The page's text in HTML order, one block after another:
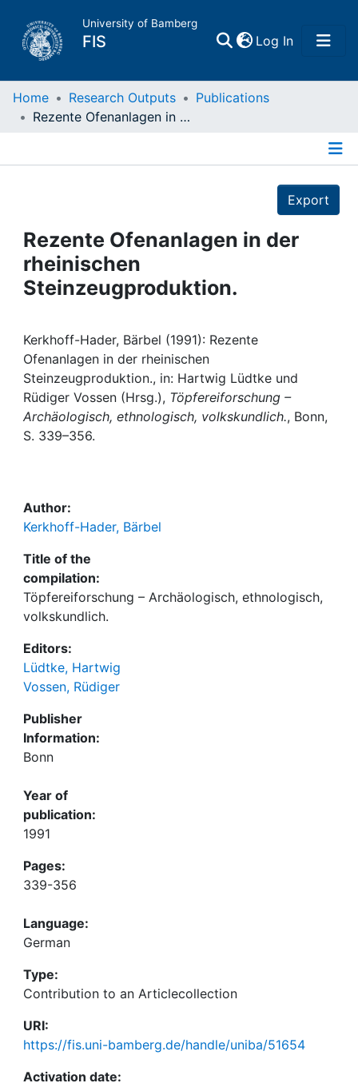
University of Bamberg
FIS Log In(current)
Home
Projects
People
Awards
My FIS
Help
Home Research Outputs
Publications
Rezente Ofenanlagen in der rheinischen Steinzeugproduktion.
Export
Rezente Ofenanlagen in der
rheinischen
Steinzeugproduktion.
Kerkhoff-Hader, Bärbel (1991): Rezente
Ofenanlagen in der rheinischen
Steinzeugproduktion., in: Hartwig Lüdtke und
Rüdiger Vossen (Hrsg.), Töpfereiforschung –
Archäologisch, ethnologisch, volkskundlich., Bonn,
S. 339–356.
Author:
Kerkhoff-Hader, Bärbel
Title of the
compilation:
Töpfereiforschung – Archäologisch, ethnologisch,
volkskundlich.
Editors:
Lüdtke, Hartwig
Vossen, Rüdiger
Publisher
Information:
Bonn
Year of
publication:
1991
Pages:
339-356
Language:
German
Type:
Contribution to an Articlecollection
URI:
https://fis.uni-bamberg.de/handle/uniba/51654
Activation date: